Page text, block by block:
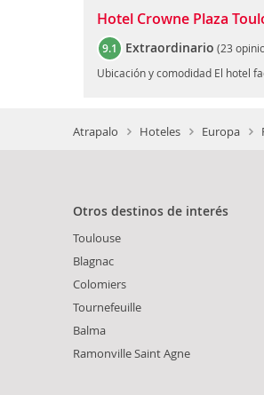
Hotel Crowne Plaza
9.1 Extraordinario (23
Ubicación y comodidad El hotel
Atrapalo Hoteles Europa
Otros destinos de interés
Toulouse
Blagnac
Colomiers
Tournefeuille
Balma
Ramonville Saint Agne